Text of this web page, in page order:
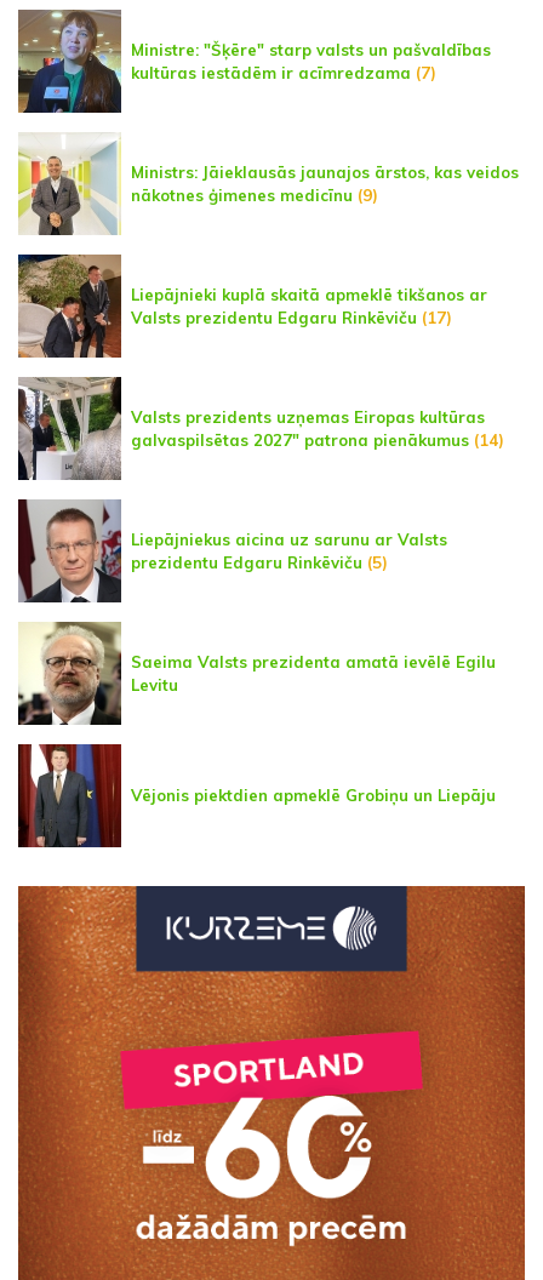
Ministre: "Šķēre" starp valsts un pašvaldības
kultūras iestādēm ir acīmredzama (7)
Ministrs: Jāieklausās jaunajos ārstos, kas veidos
nākotnes ģimenes medicīnu (9)
Liepājnieki kuplā skaitā apmeklē tikšanos ar
Valsts prezidentu Edgaru Rinkēviču (17)
Valsts prezidents uzņemas Eiropas kultūras
galvaspilsētas 2027" patrona pienākumus (14)
Liepājniekus aicina uz sarunu ar Valsts
prezidentu Edgaru Rinkēviču (5)
Saeima Valsts prezidenta amatā ievēlē Egilu
Levitu
Vējonis piektdien apmeklē Grobiņu un Liepāju